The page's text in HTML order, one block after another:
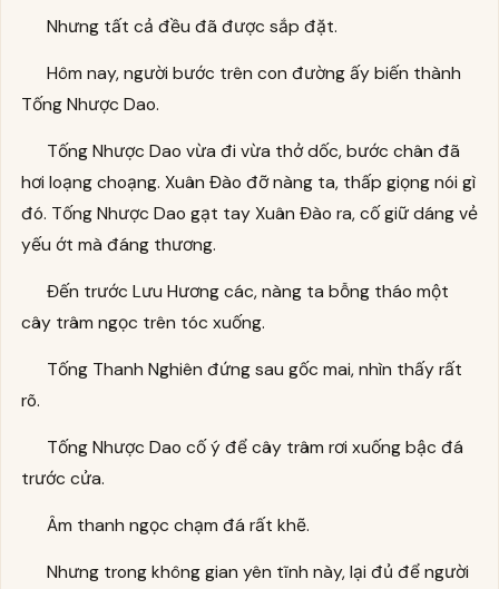
Nhưng tất cả đều đã được sắp đặt.
Hôm nay, người bước trên con đường ấy biến thành
Tống Nhược Dao.
Tống Nhược Dao vừa đi vừa thở dốc, bước chân đã
hơi loạng choạng. Xuân Đào đỡ nàng ta, thấp giọng nói gì
đó. Tống Nhược Dao gạt tay Xuân Đào ra, cố giữ dáng vẻ
yếu ớt mà đáng thương.
Đến trước Lưu Hương các, nàng ta bỗng tháo một
cây trâm ngọc trên tóc xuống.
Tống Thanh Nghiên đứng sau gốc mai, nhìn thấy rất
rõ.
Tống Nhược Dao cố ý để cây trâm rơi xuống bậc đá
trước cửa.
Âm thanh ngọc chạm đá rất khẽ.
Nhưng trong không gian yên tĩnh này, lại đủ để người